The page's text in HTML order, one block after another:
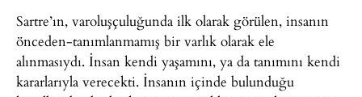
Sartre’ın, varoluşçuluğunda ilk olarak görülen, insanın
önceden-tanımlanmamış bir varlık olarak ele
alınmasıydı. İnsan kendi yaşamını, ya da tanımını kendi
kararlarıyla verecekti. İnsanın içinde bulunduğu